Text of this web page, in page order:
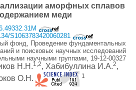
аморфных сплавов
меди
S1063783420060281
фонд, Проведение фундаментальных
и поисковых научных исследований
научными группами, 19-12-00327
Н.Н.1,2, Хабибуллина И.А.2,
О.Н. 1